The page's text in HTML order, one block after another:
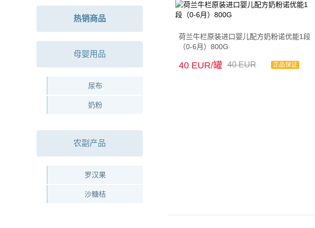
热销商品
母婴用品
尿布
奶粉
农副产品
罗汉果
沙糖桔
荷兰牛栏原装进口婴儿配方奶粉诺优能1段
（0-6月）800G
40 EUR/罐 40 EUR 正品保证